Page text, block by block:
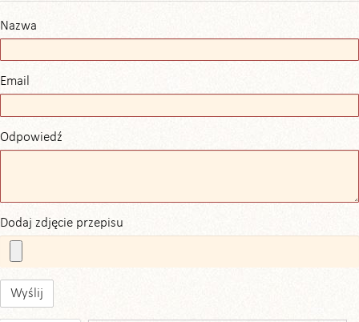
Nazwa
Email
Odpowiedź
Dodaj zdjęcie przepisu
Wyślij